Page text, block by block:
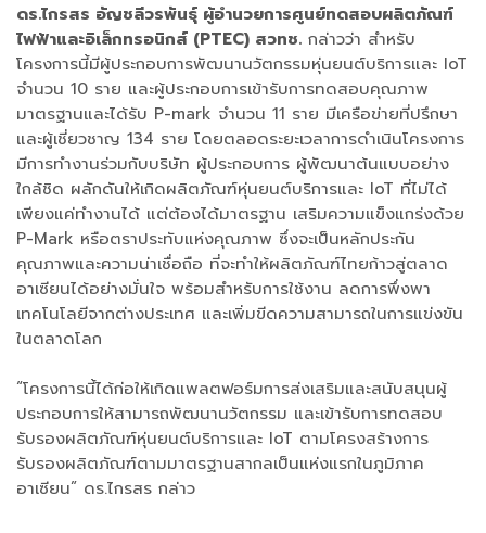
​ดร.ไกรสร อัญชลีวรพันธุ์ ผู้อำนวยการศูนย์ทดสอบผลิตภัณฑ์
ไฟฟ้าและอิเล็กทรอนิกส์ (PTEC) สวทช. กล่าวว่า สำหรับ
โครงการนี้มีผู้ประกอบการพัฒนานวัตกรรมหุ่นยนต์บริการและ IoT
จำนวน 10 ราย และผู้ประกอบการเข้ารับการทดสอบคุณภาพ
มาตรฐานและได้รับ P-mark จำนวน 11 ราย มีเครือข่ายที่ปรึกษา
และผู้เชี่ยวชาญ 134 ราย โดยตลอดระยะเวลาการดำเนินโครงการ
มีการทำงานร่วมกับบริษัท ผู้ประกอบการ ผู้พัฒนาต้นแบบอย่าง
ใกล้ชิด ผลักดันให้เกิดผลิตภัณฑ์หุ่นยนต์บริการและ IoT ที่ไม่ได้
เพียงแค่ทำงานได้ แต่ต้องได้มาตรฐาน เสริมความแข็งแกร่งด้วย
P-Mark หรือตราประทับแห่งคุณภาพ ซึ่งจะเป็นหลักประกัน
คุณภาพและความน่าเชื่อถือ ที่จะทำให้ผลิตภัณฑ์ไทยก้าวสู่ตลาด
อาเซียนได้อย่างมั่นใจ พร้อมสำหรับการใช้งาน ลดการพึ่งพา
เทคโนโลยีจากต่างประเทศ และเพิ่มขีดความสามารถในการแข่งขัน
ในตลาดโลก
“โครงการนี้ได้ก่อให้เกิดแพลตฟอร์มการส่งเสริมและสนับสนุนผู้
ประกอบการให้สามารถพัฒนานวัตกรรม และเข้ารับการทดสอบ
รับรองผลิตภัณฑ์หุ่นยนต์บริการและ IoT ตามโครงสร้างการ
รับรองผลิตภัณฑ์ตามมาตรฐานสากลเป็นแห่งแรกในภูมิภาค
อาเซียน” ดร.ไกรสร กล่าว